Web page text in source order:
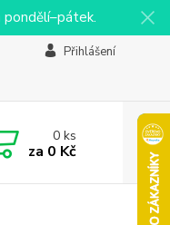
pondělí–pátek.
Přihlášení
0ks
za 0 Kč